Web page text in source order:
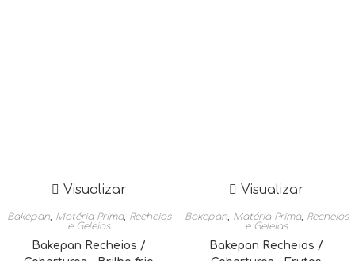
Visualizar
Bakepan, Matéria Prima, Recheios
e Geleias
Bakepan Recheios /
Visualizar
Bakepan, Matéria Prima, Recheios
e Geleias
Bakepan Recheios /